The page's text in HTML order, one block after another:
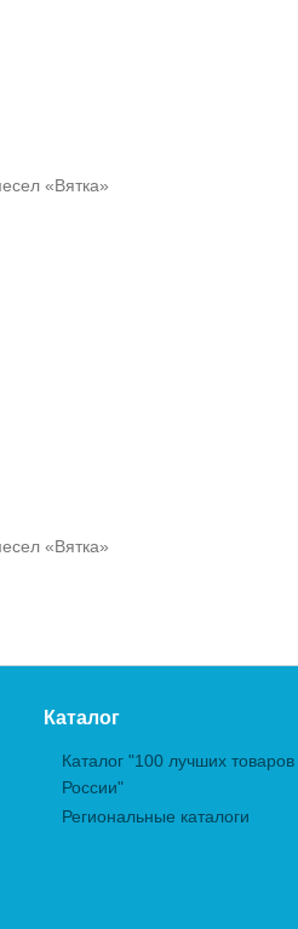
«Вятка»
«Вятка»
Каталог
Каталог "100 лучших товаров
России"
Региональные каталоги